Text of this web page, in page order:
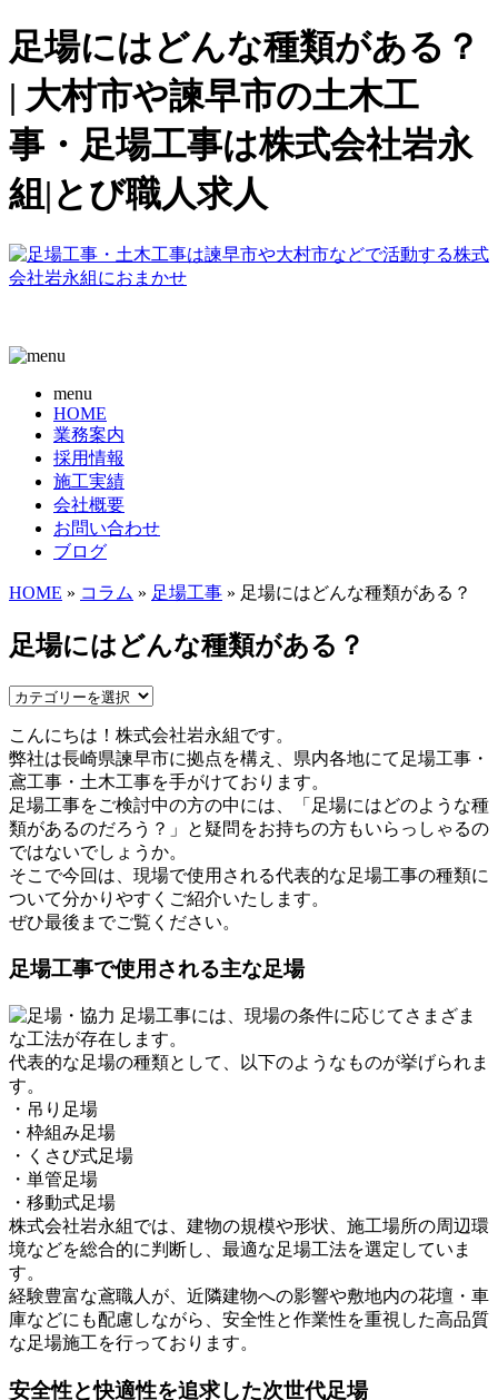
足場にはどんな種類がある？
| 大村市や諫早市の土木工
事・足場工事は株式会社岩永
組|とび職人求人
menu
HOME
業務案内
採用情報
施工実績
会社概要
お問い合わせ
ブログ
HOME » コラム » 足場工事 » 足場にはどんな種類がある？
足場にはどんな種類がある？
こんにちは！株式会社岩永組です。
弊社は長崎県諫早市に拠点を構え、県内各地にて足場工事・
鳶工事・土木工事を手がけております。
足場工事をご検討中の方の中には、「足場にはどのような種
類があるのだろう？」と疑問をお持ちの方もいらっしゃるの
ではないでしょうか。
そこで今回は、現場で使用される代表的な足場工事の種類に
ついて分かりやすくご紹介いたします。
ぜひ最後までご覧ください。
足場工事で使用される主な足場
足場工事には、現場の条件に応じてさまざま
な工法が存在します。
代表的な足場の種類として、以下のようなものが挙げられま
す。
・吊り足場
・枠組み足場
・くさび式足場
・単管足場
・移動式足場
株式会社岩永組では、建物の規模や形状、施工場所の周辺環
境などを総合的に判断し、最適な足場工法を選定していま
す。
経験豊富な鳶職人が、近隣建物への影響や敷地内の花壇・車
庫などにも配慮しながら、安全性と作業性を重視した高品質
な足場施工を行っております。
安全性と快適性を追求した次世代足場